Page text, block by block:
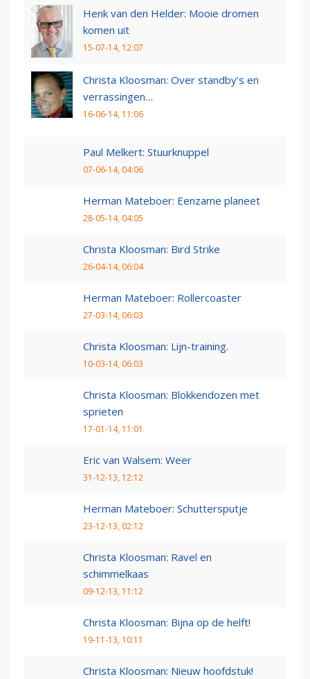
Henk van den Helder: Mooie dromen
komen uit
15-07-14, 12:07
Christa Kloosman: Over standby’s en
verrassingen…
16-06-14, 11:06
Paul Melkert: Stuurknuppel
07-06-14, 04:06
Herman Mateboer: Eenzame planeet
28-05-14, 04:05
Christa Kloosman: Bird Strike
26-04-14, 06:04
Herman Mateboer: Rollercoaster
27-03-14, 06:03
Christa Kloosman: Lijn-training.
10-03-14, 06:03
Christa Kloosman: Blokkendozen met
sprieten
17-01-14, 11:01
Eric van Walsem: Weer
31-12-13, 12:12
Herman Mateboer: Schuttersputje
23-12-13, 02:12
Christa Kloosman: Ravel en
schimmelkaas
09-12-13, 11:12
Christa Kloosman: Bijna op de helft!
19-11-13, 10:11
Christa Kloosman: Nieuw hoofdstuk!